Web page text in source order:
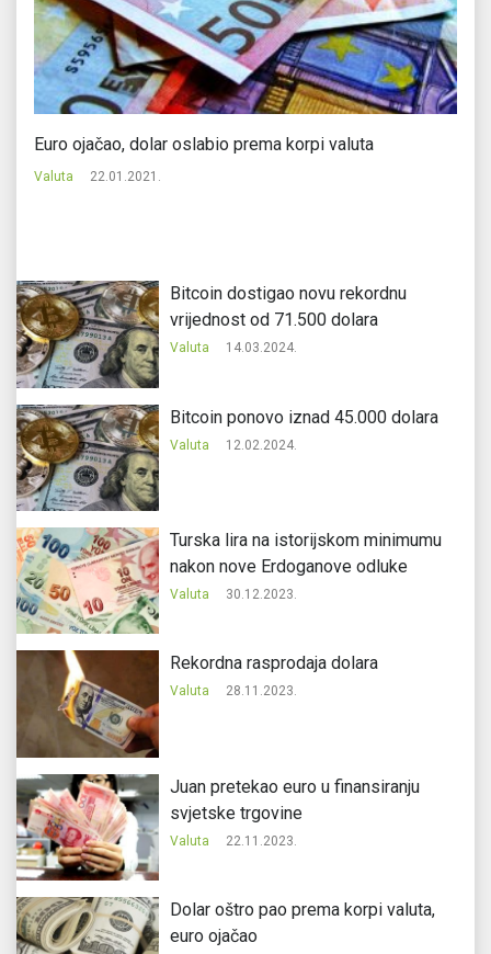
Euro ojačao, dolar oslabio prema korpi valuta
Valuta 22.01.2021.
Bitcoin dostigao novu rekordnu
vrijednost od 71.500 dolara
Valuta 14.03.2024.
Bitcoin ponovo iznad 45.000 dolara
Valuta 12.02.2024.
Turska lira na istorijskom minimumu
nakon nove Erdoganove odluke
Valuta 30.12.2023.
Rekordna rasprodaja dolara
Valuta 28.11.2023.
Juan pretekao euro u finansiranju
svjetske trgovine
Valuta 22.11.2023.
Dolar oštro pao prema korpi valuta,
euro ojačao